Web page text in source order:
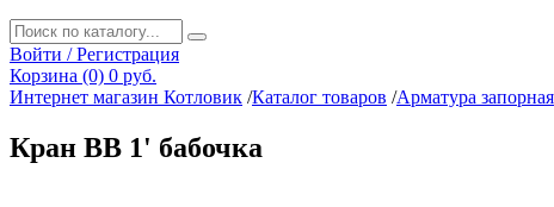
Войти / Регистрация
Корзина (0) 0 руб.
Интернет магазин Котловик /Каталог товаров /Арматура запорная
Кран ВВ 1' бабочка